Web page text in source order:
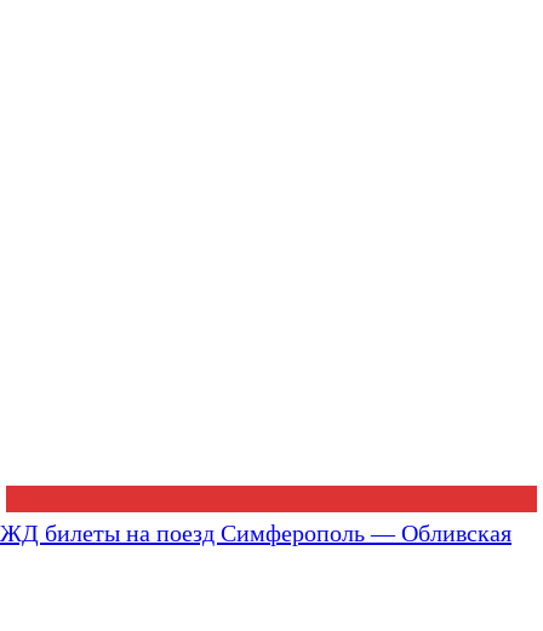
ЖД билеты на поезд Симферополь — Обливская